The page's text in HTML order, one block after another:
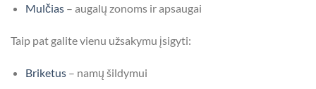
Mulčias– augalų zonoms ir apsaugai
Taip pat galite vienu užsakymu įsigyti:
Briketus– namų šildymui